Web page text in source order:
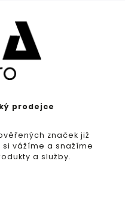
prodejce
značek již
si vážíme a snažíme
a služby.